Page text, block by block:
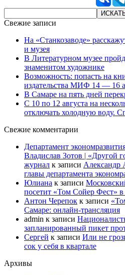
Свежие записи
На «Станкозаводе»
и музея
В Литературном музее
знаменитом художнике
Возможность: попасть на
издательства МИФ 14 — 16
В Самаре на пять дней
С 10 по 12 августа на
отключать холодную воду.
Свежие комментарии
Департамент
Владислав Зотов | «Другой
журнал к записи Александр
главы департамента
Юлиана к записи
посетит «Том Сойер Фест»
Антон Черепок к записи
Самаре: онлайн-трансляция
admin к записи
запланированный пикет
Сергей к записи Или не
сок у себя в квартале
Архивы